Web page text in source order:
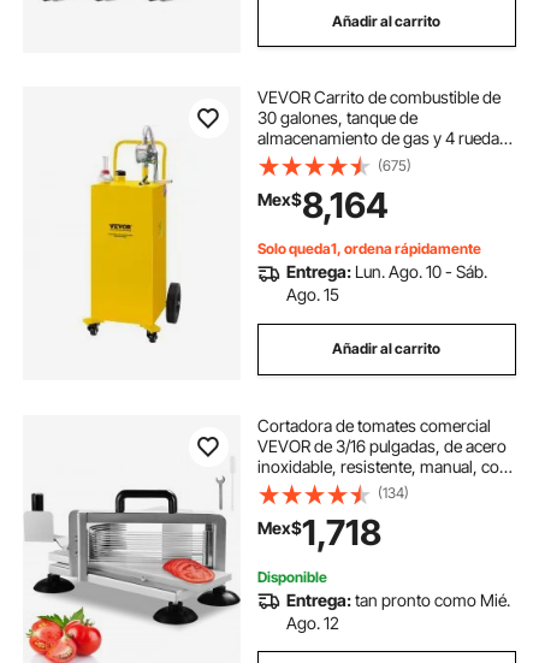
Añadir al carrito
VEVOR Carrito de combustible de
30 galones, tanque de
almacenamiento de gas y 4 ruedas,
con bomba de transferencia
Manuel, contenedor de
combustible diésel de gasolina para
automóviles, cortadoras de
(675)
Mex$8,164
Solo queda1, ordena rápidamente
Entrega: Lun. Ago. 10 - Sáb.
Ago. 15
Añadir al carrito
Cortadora de tomates comercial
VEVOR de 3/16 pulgadas, de acero
inoxidable, resistente, manual, con
patas antideslizantes, para cortar
tomates, pepinos y plátanos.
(134)
Mex$1,718
Disponible
Entrega:tan pronto como Mié.
Ago. 12